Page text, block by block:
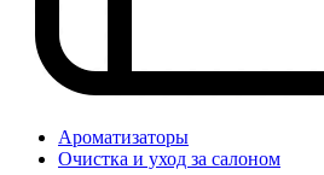
Ароматизаторы
Очистка и уход за салоном